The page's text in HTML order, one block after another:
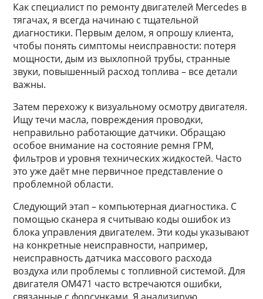
Как специалист по ремонту двигателей Mercedes в
тягачах, я всегда начинаю с тщательной
диагностики. Первым делом, я опрошу клиента,
чтобы понять симптомы неисправности: потеря
мощности, дым из выхлопной трубы, странные
звуки, повышенный расход топлива – все детали
важны.
Затем перехожу к визуальному осмотру двигателя.
Ищу течи масла, повреждения проводки,
неправильно работающие датчики. Обращаю
особое внимание на состояние ремня ГРМ,
фильтров и уровня технических жидкостей. Часто
это уже даёт мне первичное представление о
проблемной области.
Следующий этап – компьютерная диагностика. С
помощью сканера я считываю коды ошибок из
блока управления двигателем. Эти коды указывают
на конкретные неисправности, например,
неисправность датчика массового расхода
воздуха или проблемы с топливной системой. Для
двигателя OM471 часто встречаются ошибки,